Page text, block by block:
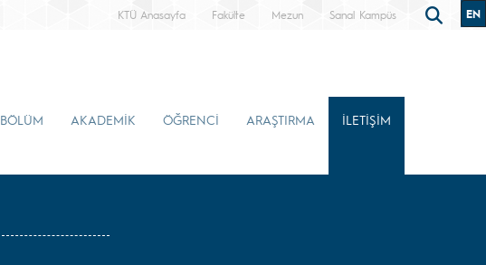
KTÜ Anasayfa Fakülte Mezun Sanal Kampüs EN
BÖLÜM AKADEMİK ÖĞRENCİ ARAŞTIRMA İLETİŞİM